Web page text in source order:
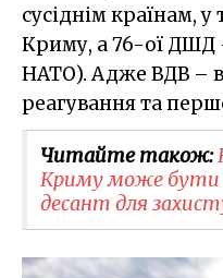
сусіднім країнам,
Криму, а 76-ої ДШД
НАТО). Адже ВДВ –
реагування та
Читайте також:
Криму може бути
десант для